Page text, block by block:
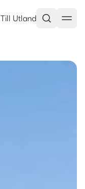
Till Utland